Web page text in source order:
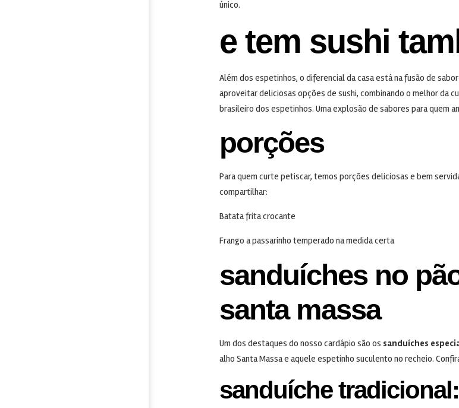
único.
e tem sushi
Além dos espetinhos, o diferencial da casa está na fusão de
aproveitar deliciosas opções de sushi, combinando o melhor da
brasileiro dos espetinhos. Uma explosão de sabores para quem
porções
Para quem curte petiscar, temos porções deliciosas e bem
compartilhar:
Batata frita crocante
Frango a passarinho temperado na medida certa
sanduíches no
santa massa
Um dos destaques do nosso cardápio são os sanduíches
alho Santa Massa e aquele espetinho suculento no recheio.
sanduíche tradicional: